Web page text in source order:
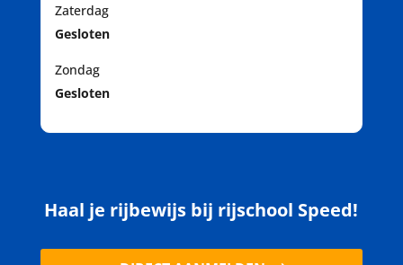
Zaterdag
Gesloten
Zondag
Gesloten
Haal je rijbewijs bij rijschool Speed!